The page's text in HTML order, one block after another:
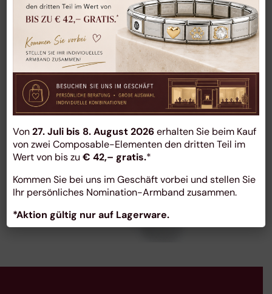
Eheringe mit
umlaufender Wellen
Eheringe
Von27. Juli bis 8. August 2026erhalten Sie beim Kauf
von zwei Composable-Elementen den dritten Teil im
Wert von bis zu€ 42,– gratis.*
Kommen Sie bei uns im Geschäft vorbei und stellen Sie
Ihr persönliches Nomination-Armband zusammen.
*Aktion gültig nur auf Lagerware.